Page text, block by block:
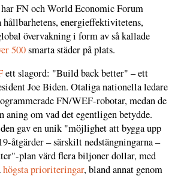
FN och World Economic Forum
energieffektivitetens,
övervakning i form av så kallade
500smarta städer på plats.
ett slagord: "Build back better" – ett
Joe Biden. Otaliga nationella ledare
FN/WEF-robotar, medan de
aning om vad det egentligen betydde.
gav en unik "möjlighet att bygga upp
åtgärder – särskilt nedstängningarna –
plan värd flera biljoner dollar, med
högsta prioriteringar, bland annat genom